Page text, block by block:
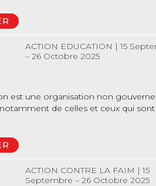
ACTION EDUCATION |15
– 26 Octobre 2025
est une organisation non
de celles et ceux qui sont
ACTION CONTRE LA FAIM |15
Septembre – 26 Octobre 2025